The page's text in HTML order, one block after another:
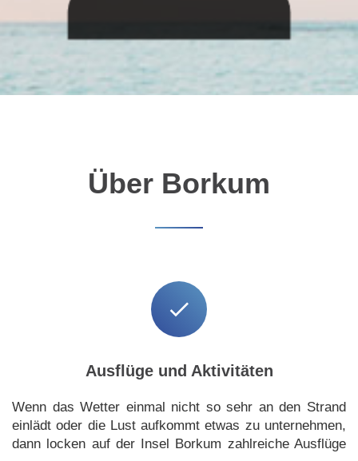
Über Borkum
Ausflüge und Aktivitäten
Wenn das Wetter einmal nicht so sehr an den Strand
einlädt oder die Lust aufkommt etwas zu unternehmen,
dann locken auf der Insel Borkum zahlreiche Ausflüge